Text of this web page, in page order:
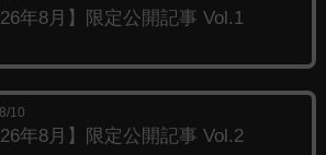
年8月】限定公開記事 Vol.1
10
年8月】限定公開記事 Vol.2